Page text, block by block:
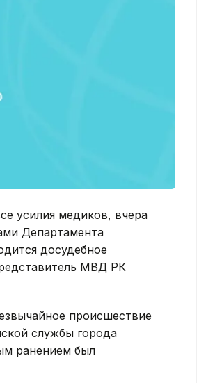
усилия медиков, вчера
Департамента
досудебное
МВД РК
происшествие
службы города
ранением был